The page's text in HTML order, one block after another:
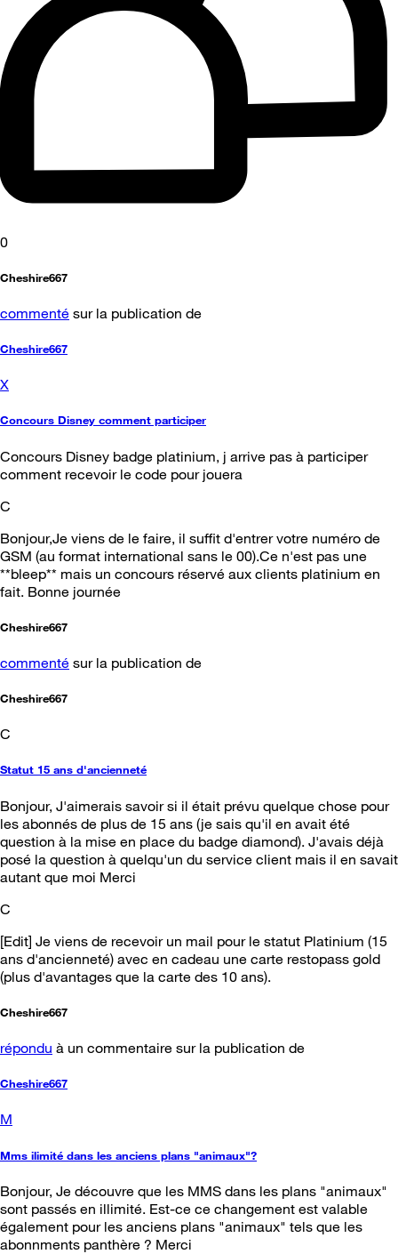
0
Cheshire667
commenté sur la publication de
Cheshire667
X
Concours Disney comment participer
Concours Disney badge platinium, j arrive pas à participer
comment recevoir le code pour jouera
C
Bonjour,Je viens de le faire, il suffit d'entrer votre numéro de
GSM (au format international sans le 00).Ce n'est pas une
**bleep** mais un concours réservé aux clients platinium en
fait. Bonne journée
Cheshire667
commenté sur la publication de
Cheshire667
C
Statut 15 ans d'ancienneté
Bonjour, J'aimerais savoir si il était prévu quelque chose pour
les abonnés de plus de 15 ans (je sais qu'il en avait été
question à la mise en place du badge diamond). J'avais déjà
posé la question à quelqu'un du service client mais il en savait
autant que moi Merci
C
[Edit] Je viens de recevoir un mail pour le statut Platinium (15
ans d'ancienneté) avec en cadeau une carte restopass gold
(plus d'avantages que la carte des 10 ans).
Cheshire667
répondu à un commentaire sur la publication de
Cheshire667
M
Mms ilimité dans les anciens plans "animaux"?
Bonjour, Je découvre que les MMS dans les plans "animaux"
sont passés en illimité. Est-ce ce changement est valable
également pour les anciens plans "animaux" tels que les
abonnments panthère ? Merci